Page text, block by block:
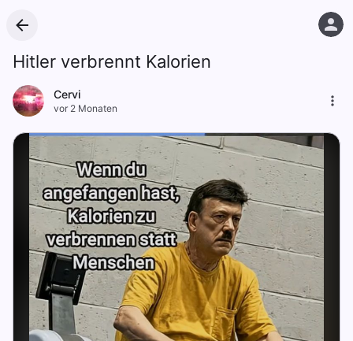
Hitler verbrennt Kalorien
Cervi
vor 2 Monaten